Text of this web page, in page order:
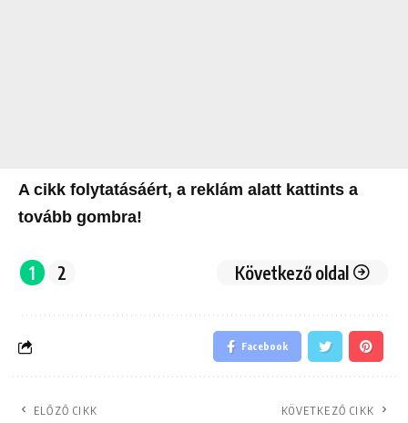
A cikk folytatásáért, a reklám alatt kattints a
tovább gombra!
1 2 Következő oldal
Facebook
ELŐZŐ CIKK
KÖVETKEZŐ CIKK